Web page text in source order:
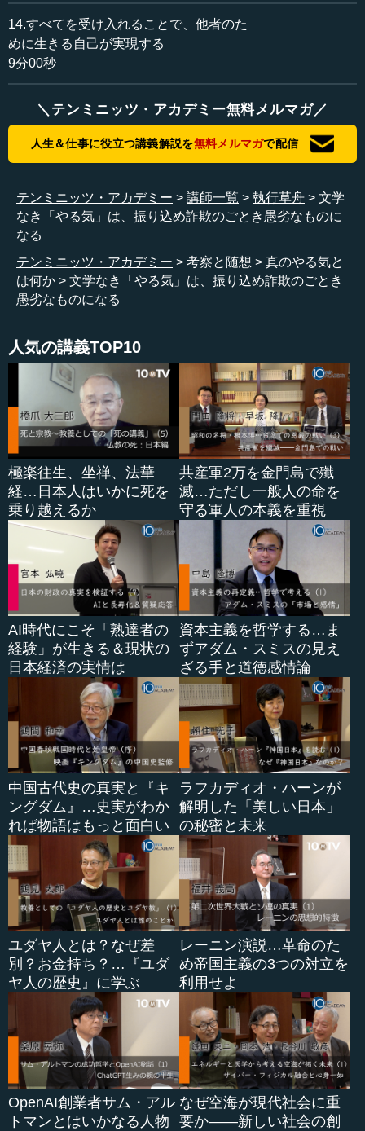
が全部別で、医学部だろうが、理工科だろうが、経済だろ
うが、法科であろうが、文学だろうが、どんなものでも、
ヨーロッパでいう「リベラルアーツ」、つ...
14.すべてを受け入れることで、他者のた
めに生きる自己が実現する
9分00秒
＼テンミニッツ・アカデミー無料メルマガ／
人生＆仕事に役立つ講義解説を無料メルマガで配信
テンミニッツ・アカデミー 講師一覧 執行草舟
文学
なき「やる気」は、振り込め詐欺のごとき愚劣なものに
なる
テンミニッツ・アカデミー
考察と随想
真のやる気と
は何か
文学なき「やる気」は、振り込め詐欺のごとき
愚劣なものになる
人気の講義TOP10
極楽往生、坐禅、法華
経…日本人はいかに死を
乗り越えるか
共産軍2万を金門島で殲
滅…ただし一般人の命を
守る軍人の本義を重視
AI時代にこそ「熟達者の
経験」が生きる＆現状の
日本経済の実情は
資本主義を哲学する…ま
ずアダム・スミスの見え
ざる手と道徳感情論
中国古代史の真実と『キ
ングダム』…史実がわか
れば物語はもっと面白い
ラフカディオ・ハーンが
解明した「美しい日本」
の秘密と未来
ユダヤ人とは？なぜ差
別？お金持ち？…『ユダ
ヤ人の歴史』に学ぶ
レーニン演説…革命のた
め帝国主義の3つの対立を
利用せよ
OpenAI創業者サム・アル
トマンとはいかなる人物
なぜ空海が現代社会に重
要か――新しい社会の創